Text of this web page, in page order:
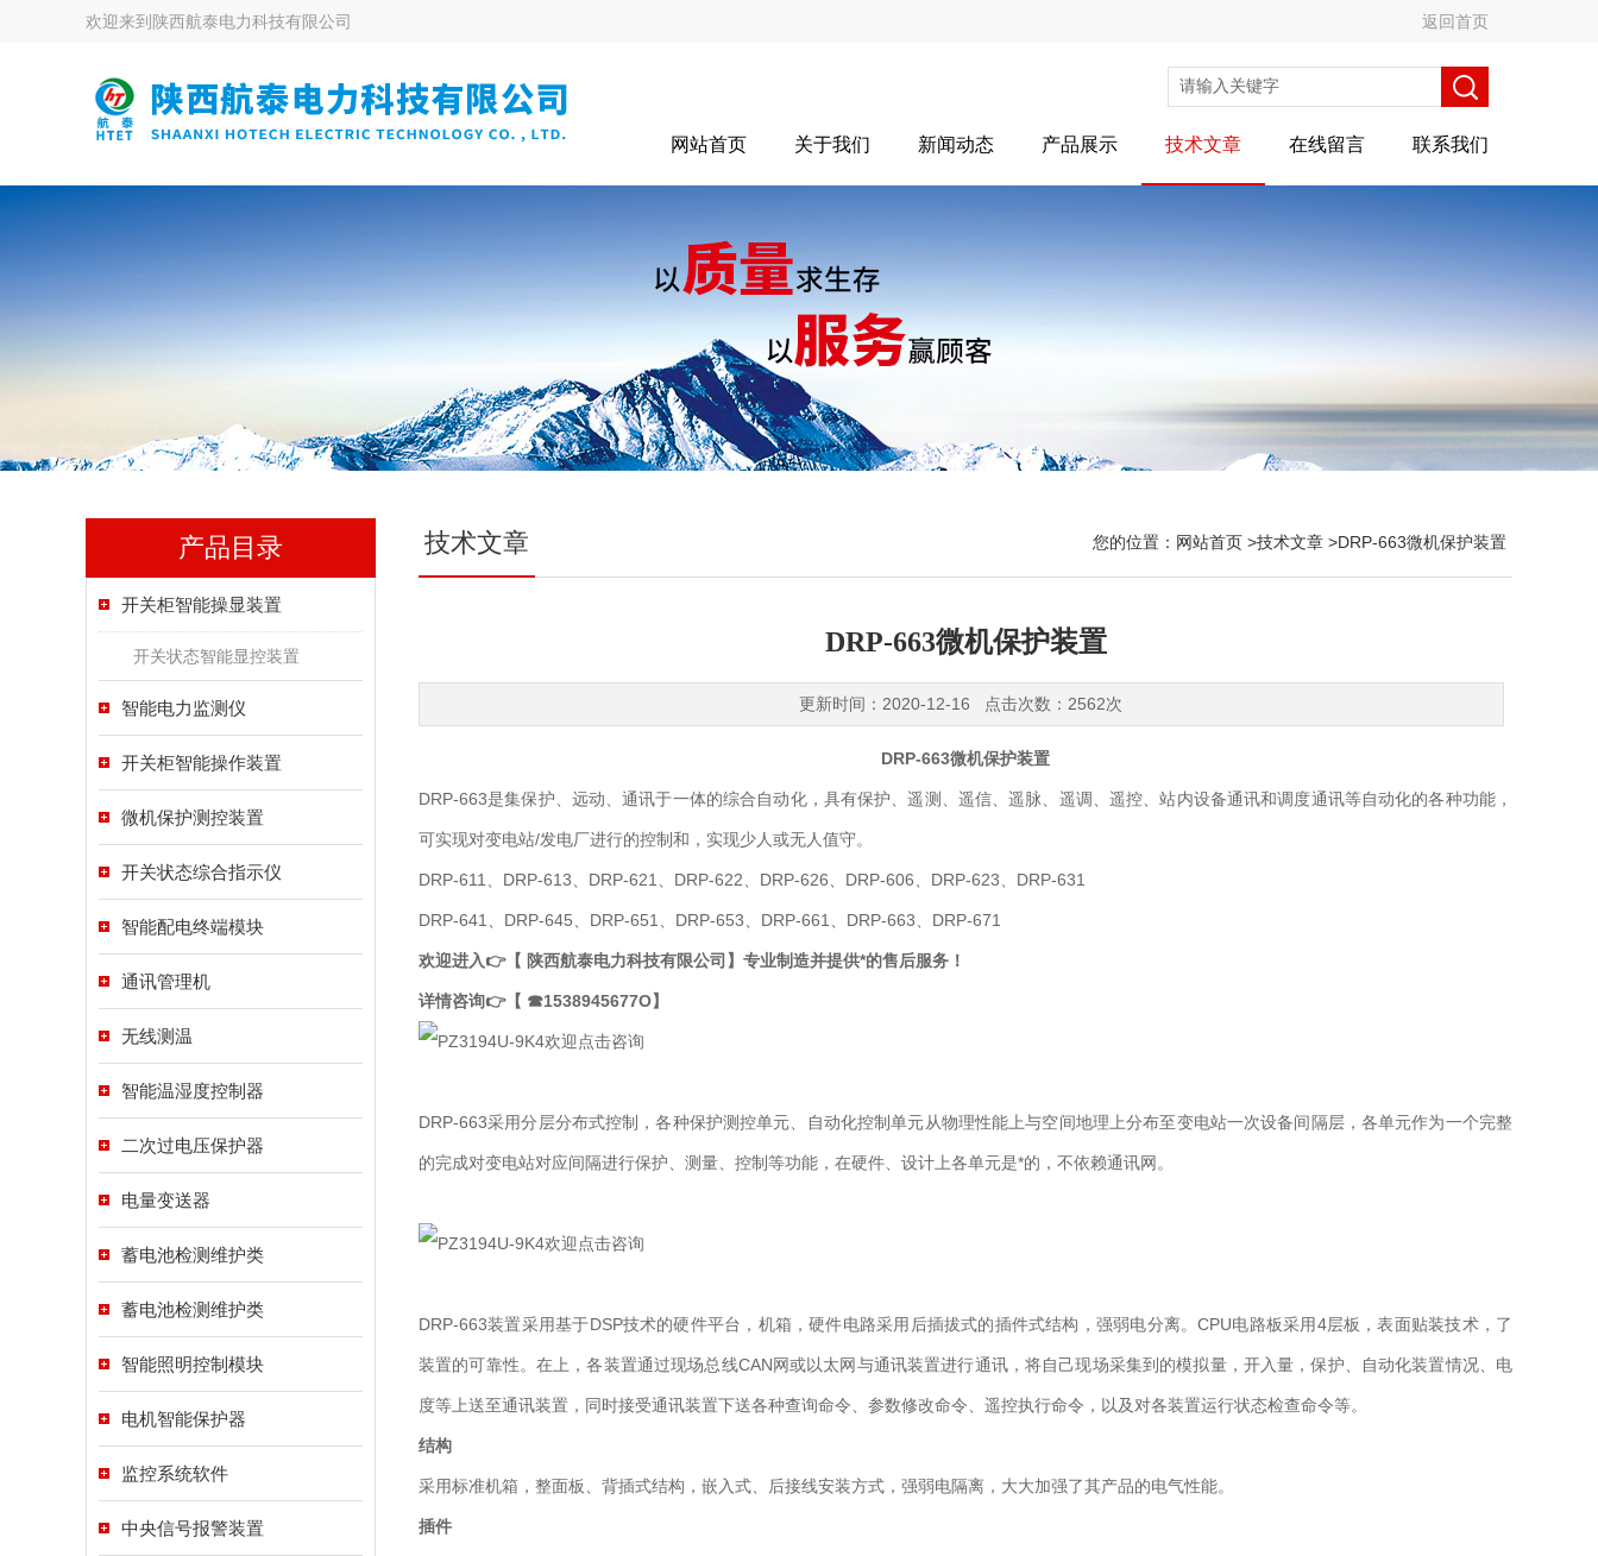
欢迎来到 陕西航泰电力科技有限公司 返回首页
网站首页 关于我们 新闻动态 产品展示 技术文章 在线留言 联系我们
产品目录
开关柜智能操显装置
开关状态智能显控装置
智能电力监测仪
开关柜智能操作装置
微机保护测控装置
开关状态综合指示仪
智能配电终端模块
通讯管理机
无线测温
智能温湿度控制器
二次过电压保护器
电量变送器
蓄电池检测维护类
蓄电池检测维护类
智能照明控制模块
电机智能保护器
监控系统软件
中央信号报警装置
技术文章 您的位置： 网站首页 >技术文章 >DRP-663微机保护装置
DRP-663微机保护装置
更新时间：2020-12-16 点击次数：2562次
DRP-663微机保护装置
DRP-663是集保护、远动、通讯于一体的综合自动化，具有保护、遥测、遥信、遥脉、遥调、遥控、站内设备通讯和调度通讯等自动化的各种功能，
可实现对变电站/发电厂进行的控制和，实现少人或无人值守。
DRP-611、DRP-613、DRP-621、DRP-622、DRP-626、DRP-606、DRP-623、DRP-631
DRP-641、DRP-645、DRP-651、DRP-653、DRP-661、DRP-663、DRP-671
欢迎进入👉【 陕西航泰电力科技有限公司】专业制造并提供*的售后服务！
详情咨询👉【 ☎1538945677O】
DRP-663采用分层分布式控制，各种保护测控单元、自动化控制单元从物理性能上与空间地理上分布至变电站一次设备间隔层，各单元作为一个完整
的完成对变电站对应间隔进行保护、测量、控制等功能，在硬件、设计上各单元是*的，不依赖通讯网。
DRP-663装置采用基于DSP技术的硬件平台，机箱，硬件电路采用后插拔式的插件式结构，强弱电分离。CPU电路板采用4层板，表面贴装技术，了
装置的可靠性。在上，各装置通过现场总线CAN网或以太网与通讯装置进行通讯，将自己现场采集到的模拟量，开入量，保护、自动化装置情况、电
度等上送至通讯装置，同时接受通讯装置下送各种查询命令、参数修改命令、遥控执行命令，以及对各装置运行状态检查命令等。
结构
采用标准机箱，整面板、背插式结构，嵌入式、后接线安装方式，强弱电隔离，大大加强了其产品的电气性能。
插件